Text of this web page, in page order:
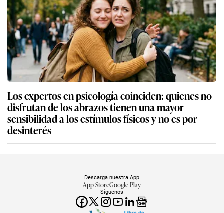
Los expertos en psicología coinciden: quienes no
disfrutan de los abrazos tienen una mayor
sensibilidad a los estímulos físicos y no es por
desinterés
Síguenos
Descarga nuestra App
App StoreGoogle Play